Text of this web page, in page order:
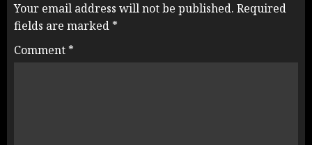
Your email address will not be published. Required
fields are marked *
Comment *